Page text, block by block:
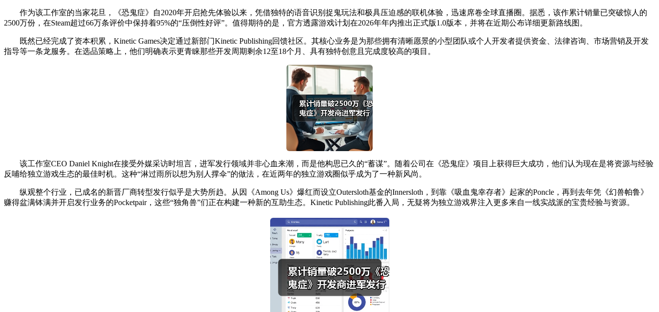
作为该工作室的当家花旦，《恐鬼症》自2020年开启抢先体验以来，凭借独特的语音识别捉鬼玩法和极具压迫感的联机体验，迅速席卷全球直播圈。据悉，该作累计销量已突破惊人的
2500万份，在Steam超过66万条评价中保持着95%的“压倒性好评”。值得期待的是，官方透露游戏计划在2026年年内推出正式版1.0版本，并将在近期公布详细更新路线图。
既然已经完成了资本积累，Kinetic Games决定通过新部门Kinetic Publishing回馈社区。其核心业务是为那些拥有清晰愿景的小型团队或个人开发者提供资金、法律咨询、市场营销及开发
指导等一条龙服务。在选品策略上，他们明确表示更青睐那些开发周期剩余12至18个月、具有独特创意且完成度较高的项目。
该工作室CEO Daniel Knight在接受外媒采访时坦言，进军发行领域并非心血来潮，而是他构思已久的“蓄谋”。随着公司在《恐鬼症》项目上获得巨大成功，他们认为现在是将资源与经验
反哺给独立游戏生态的最佳时机。这种“淋过雨所以想为别人撑伞”的做法，在近两年的独立游戏圈似乎成为了一种新风尚。
纵观整个行业，已成名的新晋厂商转型发行似乎是大势所趋。从因《Among Us》爆红而设立Outersloth基金的Innersloth，到靠《吸血鬼幸存者》起家的Poncle，再到去年凭《幻兽帕鲁》
赚得盆满钵满并开启发行业务的Pocketpair，这些“独角兽”们正在构建一种新的互助生态。Kinetic Publishing此番入局，无疑将为独立游戏界注入更多来自一线实战派的宝贵经验与资源。